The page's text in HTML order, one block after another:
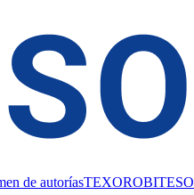
de autoríasTEXOROBITESO